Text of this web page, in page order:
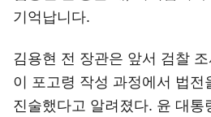
기억납니다.
김용현 전 장관은 앞서 검찰
이 포고령 작성 과정에서 법전
진술했다고 알려졌다. 윤 대통